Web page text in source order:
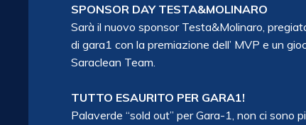
SPONSOR DAY TESTA&MOLINARO
Sarà il nuovo sponsor Testa&Molinaro,
di gara1 con la premiazione dell’ MVP e un
Saraclean Team.
TUTTO ESAURITO PER GARA1!
Palaverde “sold out” per Gara-1, non ci sono